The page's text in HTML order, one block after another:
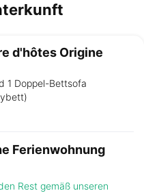
d'hôtes Origine
1 Doppel-Bettsofa
Ferienwohnung
Rest gemäß unseren